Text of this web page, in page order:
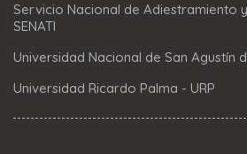
Servicio Nacional de Adiestramiento
SENATI
Universidad Nacional de San Agustín
Universidad Ricardo Palma - URP